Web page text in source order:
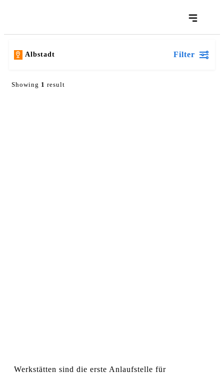
Albstadt Filter
Showing 1 result
Werkstätten sind die erste Anlaufstelle für